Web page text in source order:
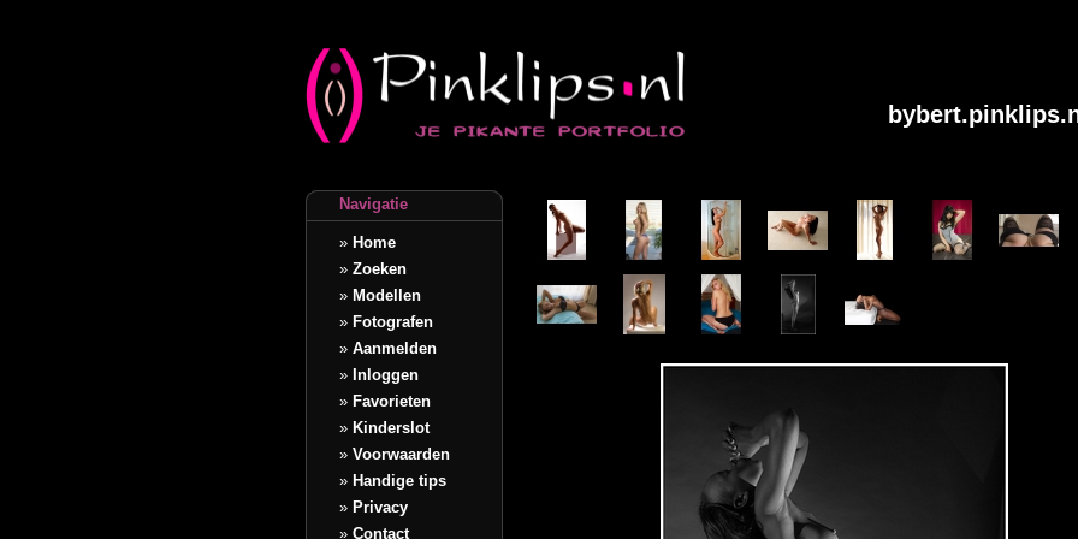
Navigatie
» Home
» Zoeken
» Modellen
» Fotografen
» Aanmelden
» Inloggen
» Favorieten
» Kinderslot
» Voorwaarden
» Handige tips
» Privacy
» Contact